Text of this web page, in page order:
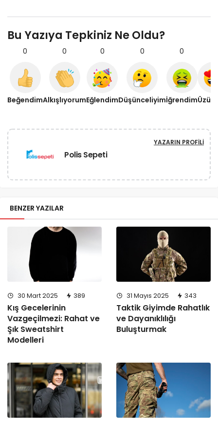
Bu Yazıya Tepkiniz Ne Oldu?
0
Beğendim
0
Alkışlıyorum
0
Eğlendim
0
Düşünceliyim
0
İğrendim
Polis Sepeti
YAZARIN PROFILI
BENZER YAZILAR
30 Mart 2025 389
Kış Gecelerinin
Vazgeçilmezi: Rahat ve
Şık Sweatshirt
Modelleri
31 Mayıs 2025 343
Taktik Giyimde Rahatlık
ve Dayanıklılığı
Buluşturmak